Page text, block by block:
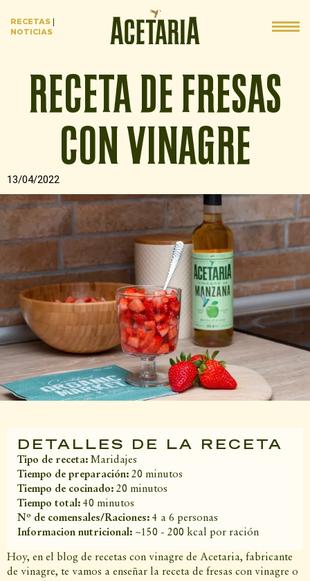
RECETAS
NOTICIAS
RECETA DE FRESAS
CON VINAGRE
13/04/2022
DETALLES DE LA RECETA
Tipo de receta: Maridajes
Tiempo de preparación: 20 minutos
Tiempo de cocinado: 20 minutos
Tiempo total: 40 minutos
Nº de comensales/Raciones: 4 a 6 personas
Informacion nutricional: ~150 - 200 kcal por ración
Hoy, en el blog de recetas con vinagre de Acetaria, fabricante
de vinagre, te vamos a enseñar la receta de fresas con vinagre o